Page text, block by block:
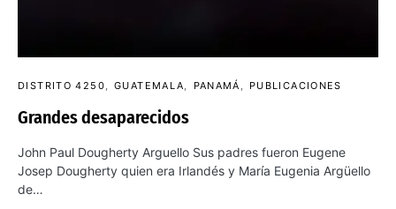
DISTRITO 4250 GUATEMALA PANAMÁ PUBLICACIONES
Grandes desaparecidos
John Paul Dougherty Arguello Sus padres fueron Eugene
Josep Dougherty quien era Irlandés y María Eugenia Argüello
de…